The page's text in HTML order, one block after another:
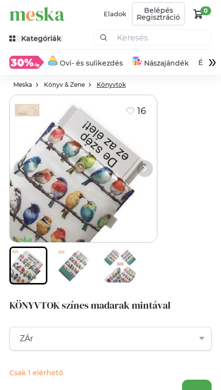
Eladok Belépés
Regisztráció
0
Kategóriák
Ovi- és sulikezdés Nászajándék »
Meska Könyv & Zene Könyvtok
16
KÖNYVTOK színes madarak mintával
Csak 1 elérhető